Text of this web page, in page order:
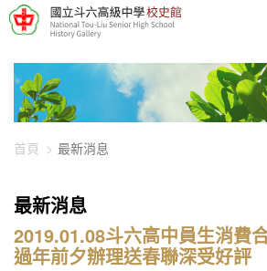
448-2811
首頁 最新消息
最新消息
2019.01.08斗六高中員生消費
過年前夕辦理送春聯深受好評